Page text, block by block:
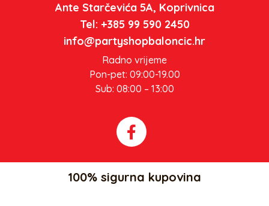
Ante Starčevića 5A, Koprivnica
Tel: +385 99 590 2450
info@partyshopbaloncic.hr
Radno vrijeme
Pon-pet: 09:00-19.00
Sub: 08:00 – 13:00
100% sigurna kupovina